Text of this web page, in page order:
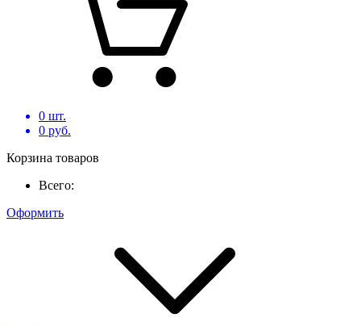
0 шт.
0 руб.
Корзина товаров
Всего:
Оформить